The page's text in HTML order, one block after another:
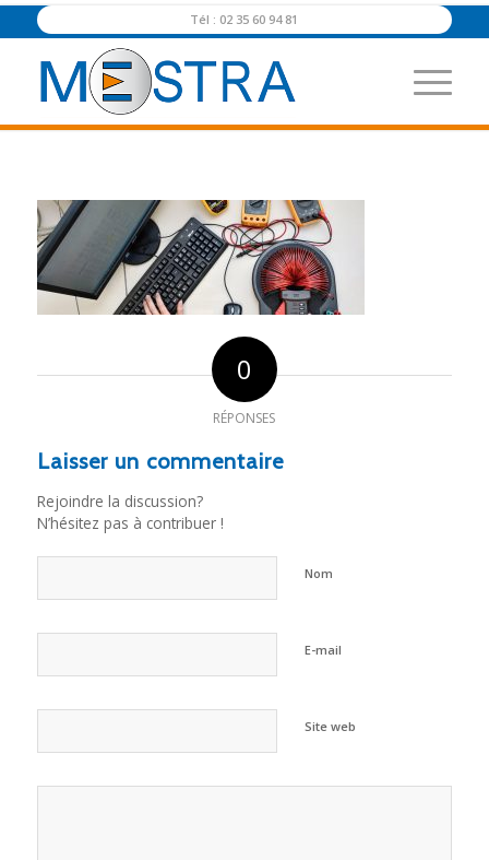
Tél : 02 35 60 94 81
0
RÉPONSES
Laisser un commentaire
Rejoindre la discussion?
N’hésitez pas à contribuer !
Nom
E-mail
Site web